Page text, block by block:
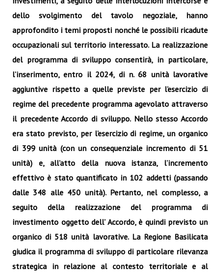
dello svolgimento del tavolo negoziale, hanno
approfondito i temi proposti nonché le possibili ricadute
occupazionali sul territorio interessato. La realizzazione
del programma di sviluppo consentirà, in particolare,
l’inserimento, entro il 2024, di n. 68 unità lavorative
aggiuntive rispetto a quelle previste per l’esercizio di
regime del precedente programma agevolato attraverso
il precedente Accordo di sviluppo. Nello stesso Accordo
era stato previsto, per l’esercizio di regime, un organico
di 399 unità (con un consequenziale incremento di 51
unità) e, all’atto della nuova istanza, l’incremento
effettivo è stato quantificato in 102 addetti (passando
dalle 348 alle 450 unità). Pertanto, nel complesso, a
seguito della realizzazione del programma di
investimento oggetto dell’ Accordo, è quindi previsto un
organico di 518 unità lavorative. La Regione Basilicata
giudica il programma di sviluppo di particolare rilevanza
strategica in relazione al contesto territoriale e al